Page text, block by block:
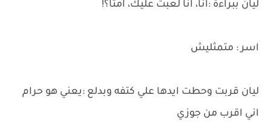
ليان ببراءة :انا، انا لعبت عليك، امتا؟!
اسر : متمثليش
ليان قربت وحطت ايدها علي كتفه وبدلع :يعني هو حرام
اني اقرب من جوزي